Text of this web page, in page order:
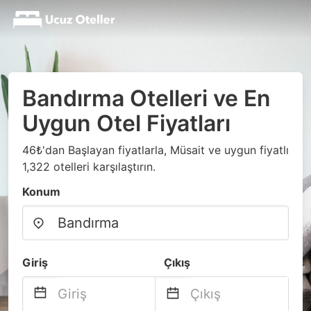
Bandırma Otelleri ve En
Uygun Otel Fiyatları
46₺'dan Başlayan fiyatlarla, Müsait ve uygun fiyatlı
1,322 otelleri karşılaştırın.
Konum
Giriş Çıkış